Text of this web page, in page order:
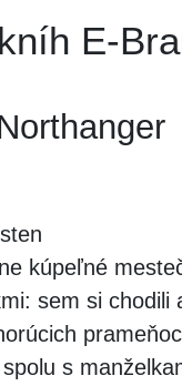
E-
kúpeľné
sem si chodili
s